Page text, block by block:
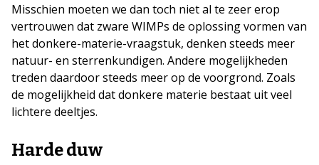
Misschien moeten we dan toch niet al te zeer erop
vertrouwen dat zware WIMPs de oplossing vormen van
het donkere-materie-vraagstuk, denken steeds meer
natuur- en sterrenkundigen. Andere mogelijkheden
treden daardoor steeds meer op de voorgrond. Zoals
de mogelijkheid dat donkere materie bestaat uit veel
lichtere deeltjes.
Harde duw